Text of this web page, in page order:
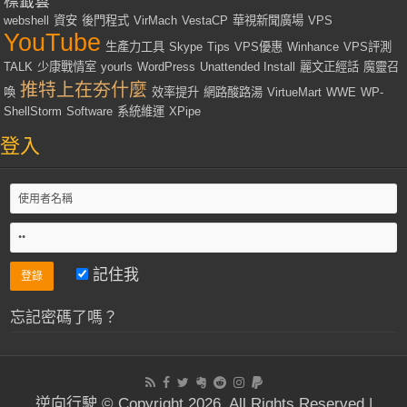
webshell 資安 後門程式 VirMach VestaCP 華視新聞廣場 VPS
YouTube 生產力工具 Skype Tips VPS優惠 Winhance VPS評測
TALK 少康戰情室 yourls WordPress Unattended Install 麗文正經話 魔靈召
喚 推特上在夯什麼 效率提升 網路酸路湯 VirtueMart WWE WP-
ShellStorm Software 系統維運 XPipe
登入
記住我
忘記密碼了嗎？
逆向行駛 © Copyright 2026, All Rights Reserved |